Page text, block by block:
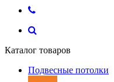
Каталог товаров
Подвесные потолки